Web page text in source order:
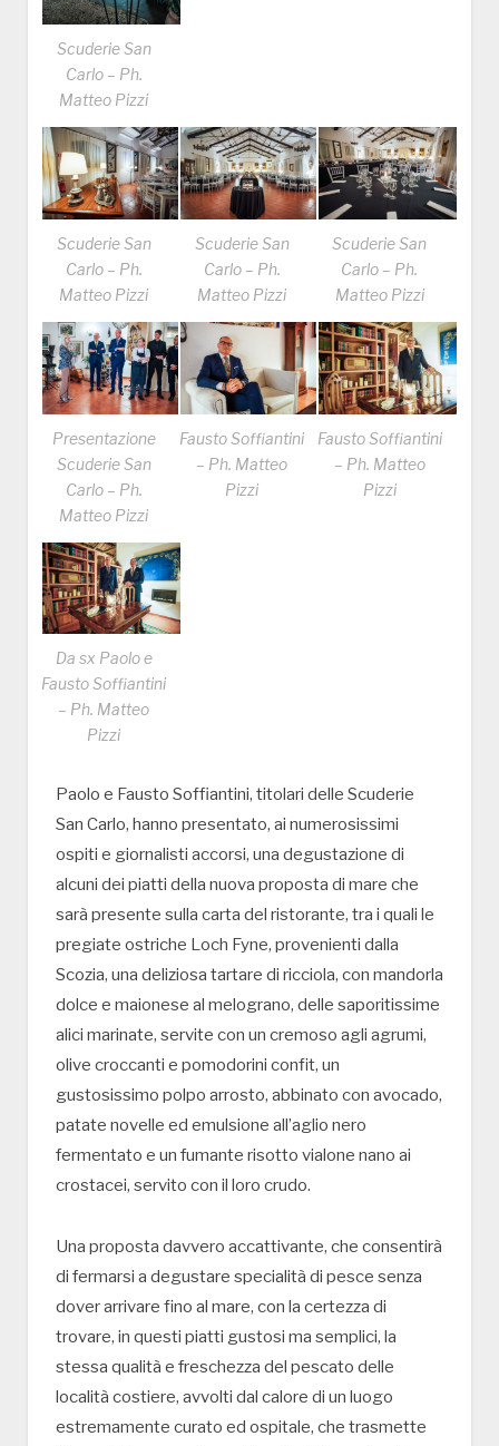
Scuderie San
Carlo – Ph.
Matteo Pizzi
Scuderie San
Carlo – Ph.
Matteo Pizzi
Scuderie San
Carlo – Ph.
Matteo Pizzi
Scuderie San
Carlo – Ph.
Matteo Pizzi
Presentazione
Scuderie San
Carlo – Ph.
Matteo Pizzi
Fausto Soffiantini
– Ph. Matteo
Pizzi
Fausto Soffiantini
– Ph. Matteo
Pizzi
Da sx Paolo e
Fausto Soffiantini
– Ph. Matteo
Pizzi
Paolo e Fausto Soffiantini, titolari delle Scuderie
San Carlo, hanno presentato, ai numerosissimi
ospiti e giornalisti accorsi, una degustazione di
alcuni dei piatti della nuova proposta di mare che
sarà presente sulla carta del ristorante, tra i quali le
pregiate ostriche Loch Fyne, provenienti dalla
Scozia, una deliziosa tartare di ricciola, con mandorla
dolce e maionese al melograno, delle saporitissime
alici marinate, servite con un cremoso agli agrumi,
olive croccanti e pomodorini confit, un
gustosissimo polpo arrosto, abbinato con avocado,
patate novelle ed emulsione all’aglio nero
fermentato e un fumante risotto vialone nano ai
crostacei, servito con il loro crudo.
Una proposta davvero accattivante, che consentirà
di fermarsi a degustare specialità di pesce senza
dover arrivare fino al mare, con la certezza di
trovare, in questi piatti gustosi ma semplici, la
stessa qualità e freschezza del pescato delle
località costiere, avvolti dal calore di un luogo
estremamente curato ed ospitale, che trasmette